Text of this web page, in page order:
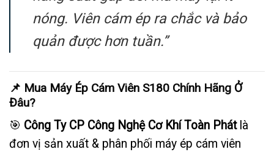
nóng. Viên cám ép ra chắc và bảo
quản được hơn tuần.”
📌 Mua Máy Ép Cám Viên S180 Chính Hãng Ở
Đâu?
🎯 Công Ty CP Công Nghệ Cơ Khí Toàn Phátlà
đơn vị sản xuất & phân phối máy ép cám viên